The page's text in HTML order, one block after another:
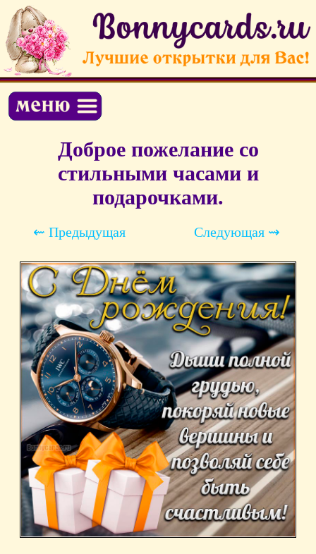
Доброе пожелание со
стильными часами и
подарочками.
⇜ Предыдущая Следующая ⇝